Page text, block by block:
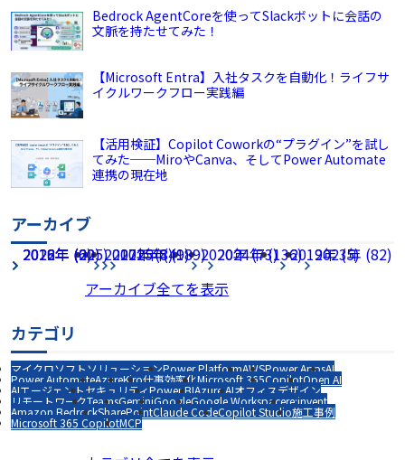
Bedrock AgentCoreを使ってSlackボットに会話の
文脈を持たせてみた！
【Microsoft Entra】入社タスクを自動化！ライフサ
イクルワークフロー実践編
【活用検証】Copilot Coworkの“プラグイン”を試し
てみた──MiroやCanva、そしてPower Automate
連携の現在地
アーカイブ
2026年 (225) 2025年 (189) 2024年 (136) 2023年 (82)
2022年 (60) 2021年 (49) 2020年 (73) 2019年 (5)
2018年 (2) 2017年 (8)
アーカイブ全てを表示
カテゴリ
マイクロソフトソリューションPower PlatformAWSPower AppsAI
Power AutomateAzureKiro仕事効率化Microsoft 365CopilotOpen AI
AIエージェントセキュリティPower BIAzure AIオフィスデザイン
リモートワークTeamsGeminiGoogleGoogle Workspacere:invent
Amazon BedrockSharePointClaude CodeCopilot Studio施工事例
Microsoft 365 CopilotMCP